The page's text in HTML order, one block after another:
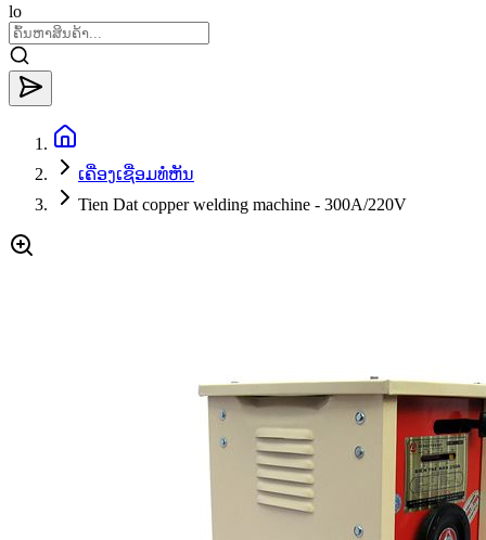
lo
ເຄື່ອງເຊື່ອມທໍ່ຫັນ
Tien Dat copper welding machine - 300A/220V